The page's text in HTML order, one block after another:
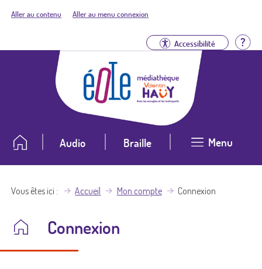
Aller au contenu Aller au menu connexion
Accessibilité
Audio Braille Menu
Vous êtes ici Accueil Mon compte Connexion
Connexion